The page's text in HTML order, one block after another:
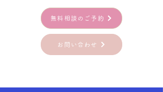
無料相談のご予約
お問い合わせ